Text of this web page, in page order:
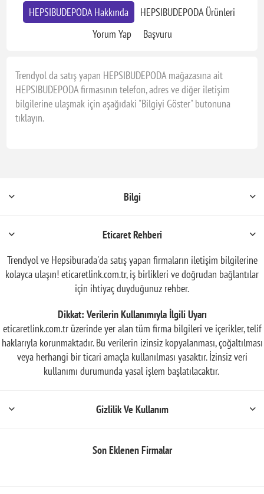
HEPSIBUDEPODA Hakkında
HEPSIBUDEPODA Ürünleri
Yorum Yap
Başvuru
Trendyol da satış yapan HEPSIBUDEPODA mağazasına ait
HEPSIBUDEPODA firmasının telefon, adres ve diğer iletişim
bilgilerine ulaşmak için aşağıdaki "Bilgiyi Göster" butonuna
tıklayın.
Bilgi
Eticaret Rehberi
Trendyol ve Hepsiburada'da satış yapan firmaların iletişim bilgilerine
kolayca ulaşın! eticaretlink.com.tr, iş birlikleri ve doğrudan bağlantılar
için ihtiyaç duyduğunuz rehber.
Dikkat: Verilerin Kullanımıyla İlgili Uyarı
eticaretlink.com.tr üzerinde yer alan tüm firma bilgileri ve içerikler, telif
haklarıyla korunmaktadır. Bu verilerin izinsiz kopyalanması, çoğaltılması
veya herhangi bir ticari amaçla kullanılması yasaktır. İzinsiz veri
kullanımı durumunda yasal işlem başlatılacaktır.
Gizlilik Ve Kullanım
Son Eklenen Firmalar